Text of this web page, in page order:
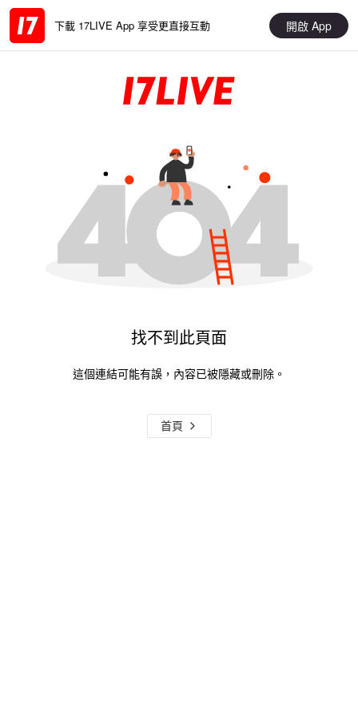
下載 17LIVE App 享受更直接互動 開啟 App
找不到此頁面
這個連結可能有誤，內容已被隱藏或刪除。
首頁